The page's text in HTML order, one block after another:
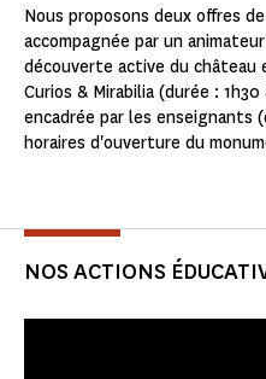
Nous proposons deux offres
accompagnée par un
découverte active du
Curios & Mirabilia (durée :
encadrée par les enseignants
horaires d'ouverture du
NOS ACTIONS